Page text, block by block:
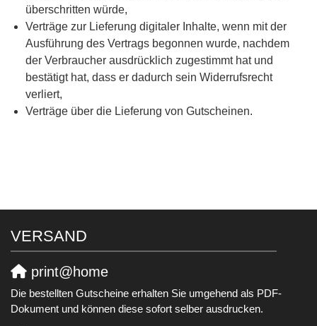
überschritten würde,
Verträge zur Lieferung digitaler Inhalte, wenn mit der
Ausführung des Vertrags begonnen wurde, nachdem
der Verbraucher ausdrücklich zugestimmt hat und
bestätigt hat, dass er dadurch sein Widerrufsrecht
verliert,
Verträge über die Lieferung von Gutscheinen.
VERSAND
print@home
Die bestellten Gutscheine erhalten Sie umgehend als PDF-
Dokument und können diese sofort selber ausdrucken.